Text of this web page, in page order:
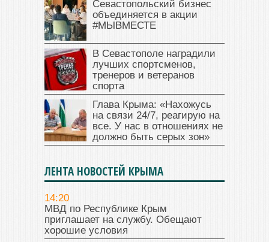
Севастопольский бизнес
объединяется в акции
#МЫВМЕСТЕ
В Севастополе наградили
лучших спортсменов,
тренеров и ветеранов
спорта
Глава Крыма: «Нахожусь
на связи 24/7, реагирую на
все. У нас в отношениях не
должно быть серых зон»
ЛЕНТА НОВОСТЕЙ КРЫМА
14:20
МВД по Республике Крым
приглашает на службу. Обещают
хорошие условия